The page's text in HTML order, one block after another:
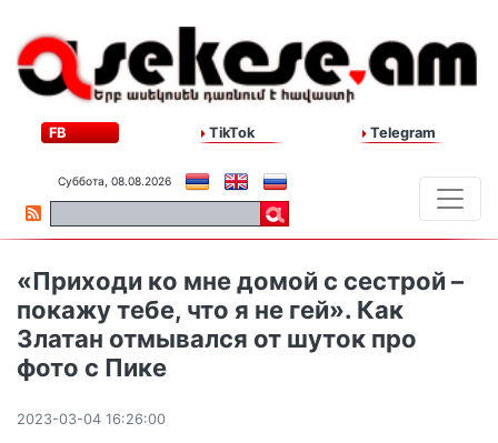
FB TikTok Telegram
Суббота, 08.08.2026
«Приходи ко мне домой с сестрой –
покажу тебе, что я не гей». Как
Златан отмывался от шуток про
фото с Пике
2023-03-04 16:26:00